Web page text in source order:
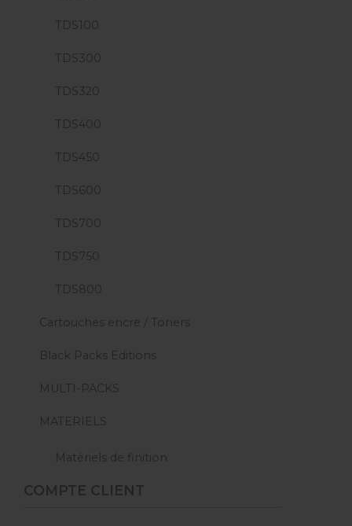
TDS100
TDS300
TDS320
TDS400
TDS450
TDS600
TDS700
TDS750
TDS800
Cartouches encre / Toners
Black Packs Editions
MULTI-PACKS
MATERIELS
Matériels de finition
COMPTE CLIENT